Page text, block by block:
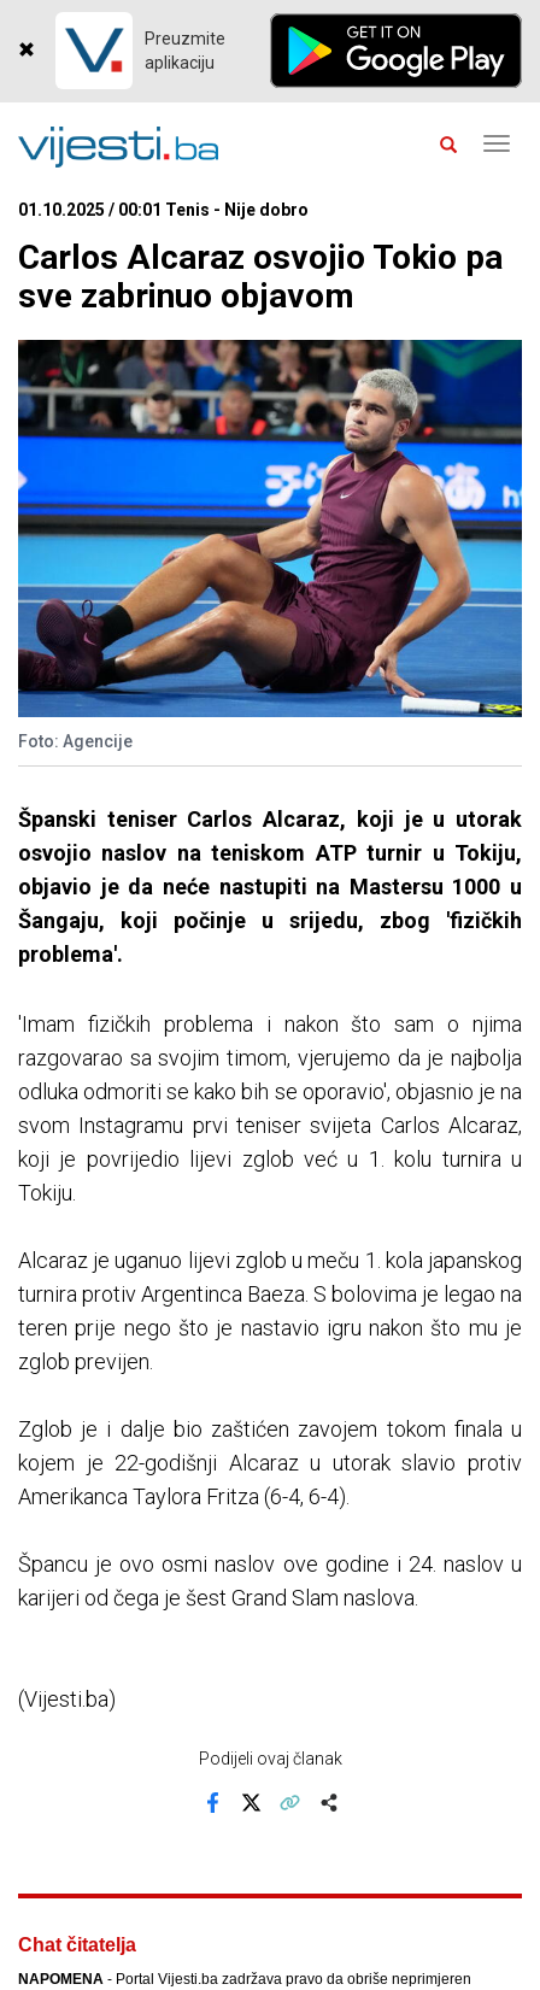
Preuzmite
aplikaciju
01.10.2025 / 00:01 Tenis - Nije dobro
Carlos Alcaraz osvojio Tokio pa
sve zabrinuo objavom
Foto: Agencije
Španski teniser Carlos Alcaraz, koji je u utorak
osvojio naslov na teniskom ATP turnir u Tokiju,
objavio je da neće nastupiti na Mastersu 1000 u
Šangaju, koji počinje u srijedu, zbog 'fizičkih
problema'.
'Imam fizičkih problema i nakon što sam o njima
razgovarao sa svojim timom, vjerujemo da je najbolja
odluka odmoriti se kako bih se oporavio', objasnio je na
svom Instagramu prvi teniser svijeta Carlos Alcaraz,
koji je povrijedio lijevi zglob već u 1. kolu turnira u
Tokiju.
Alcaraz je uganuo lijevi zglob u meču 1. kola japanskog
turnira protiv Argentinca Baeza. S bolovima je legao na
teren prije nego što je nastavio igru ​​nakon što mu je
zglob previjen.
Zglob je i dalje bio zaštićen zavojem tokom finala u
kojem je 22-godišnji Alcaraz u utorak slavio protiv
Amerikanca Taylora Fritza (6-4, 6-4).
Špancu je ovo osmi naslov ove godine i 24. naslov u
karijeri od čega je šest Grand Slam naslova.
(Vijesti.ba)
Podijeli ovaj članak
Chat čitatelja
NAPOMENA - Portal Vijesti.ba zadržava pravo da obriše neprimjeren